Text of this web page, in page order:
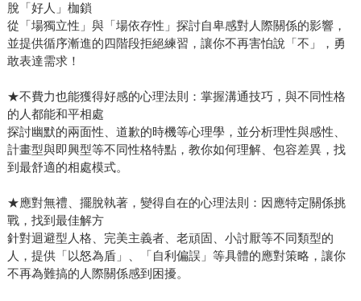
脫「好人」枷鎖
從「場獨立性」與「場依存性」探討自卑感對人際關係的影響，
並提供循序漸進的四階段拒絕練習，讓你不再害怕說「不」，勇
敢表達需求！
★不費力也能獲得好感的心理法則：掌握溝通技巧，與不同性格
的人都能和平相處
探討幽默的兩面性、道歉的時機等心理學，並分析理性與感性、
計畫型與即興型等不同性格特點，教你如何理解、包容差異，找
到最舒適的相處模式。
★應對無禮、擺脫執著，變得自在的心理法則：因應特定關係挑
戰，找到最佳解方
針對迴避型人格、完美主義者、老頑固、小討厭等不同類型的
人，提供「以怒為盾」、「自利偏誤」等具體的應對策略，讓你
不再為難搞的人際關係感到困擾。